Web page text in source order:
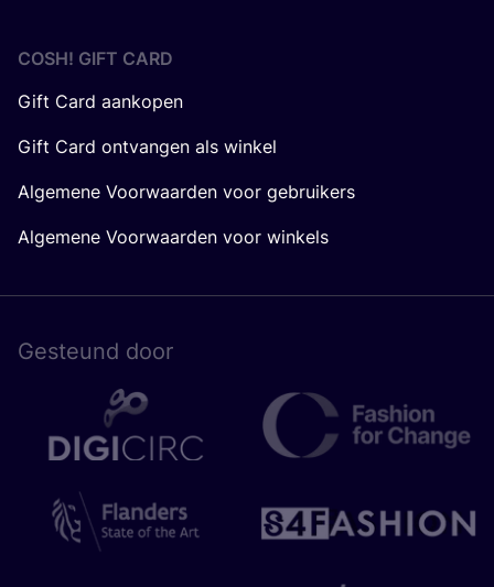
COSH! GIFT CARD
Gift Card aankopen
Gift Card ontvangen als winkel
Algemene Voorwaarden voor gebruikers
Algemene Voorwaarden voor winkels
Gesteund door